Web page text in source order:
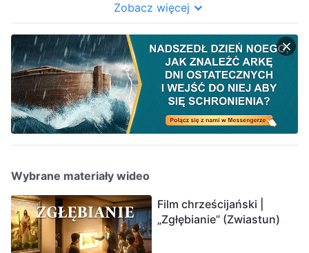
Zobacz więcej
Wybrane materiały wideo
Film chrześcijański |
„Zgłębianie” (Zwiastun)